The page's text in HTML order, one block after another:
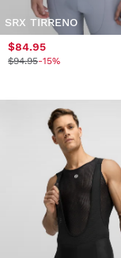
SRX TIRRENO
$84.95
$94.95-15%